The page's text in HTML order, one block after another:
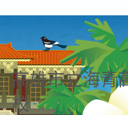
高雄市立海青
校